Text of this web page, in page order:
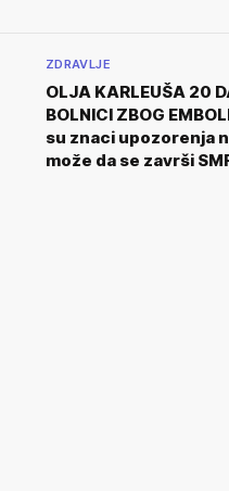
ZDRAVLJE
OLJA KARLEUŠA 20
BOLNICI ZBOG
su znaci upozorenja
može da se završi